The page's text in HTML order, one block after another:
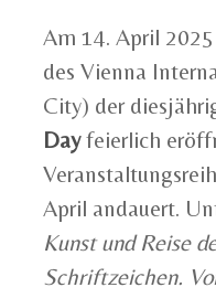
Am 14. April
des Vienna
City) der
Dayfeierlich
April andauert.
Kunst und Reise
Schriftzeichen.